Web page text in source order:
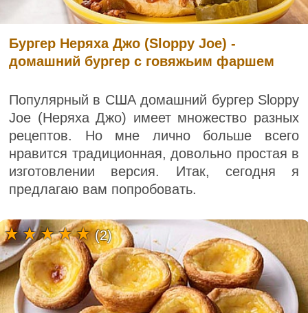
Бургер Неряха Джо (Sloppy Joe) -
домашний бургер с говяжьим фаршем
Популярный в США домашний бургер Sloppy
Joe (Неряха Джо) имеет множество разных
рецептов. Но мне лично больше всего
нравится традиционная, довольно простая в
изготовлении версия. Итак, сегодня я
предлагаю вам попробовать.
(2)